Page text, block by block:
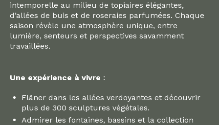
intemporelle au milieu de topiaires élégantes,
d’allées de buis et de roseraies parfumées. Chaque
saison révèle une atmosphère unique, entre
lumière, senteurs et perspectives savamment
travaillées.
Une expérience à vivre :
Flâner dans les allées verdoyantes et découvrir
plus de 300 sculptures végétales.
Admirer les fontaines, bassins et la collection